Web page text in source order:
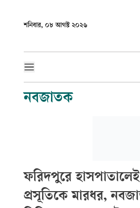
শনিবার, ০৮ আগস্ট ২০২৬
নবজাতক
ফরিদপুরে হাসপাতালেই
প্রসূতিকে মারধর,